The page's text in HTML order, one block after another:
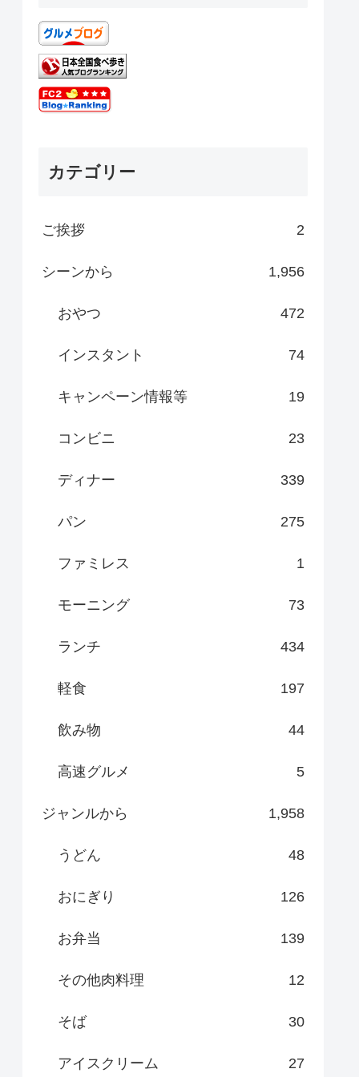
カテゴリー
ご挨拶 2
シーンから 1,956
おやつ 472
インスタント 74
キャンペーン情報等 19
コンビニ 23
ディナー 339
パン 275
ファミレス 1
モーニング 73
ランチ 434
軽食 197
飲み物 44
高速グルメ 5
ジャンルから 1,958
うどん 48
おにぎり 126
お弁当 139
その他肉料理 12
そば 30
アイスクリーム 27